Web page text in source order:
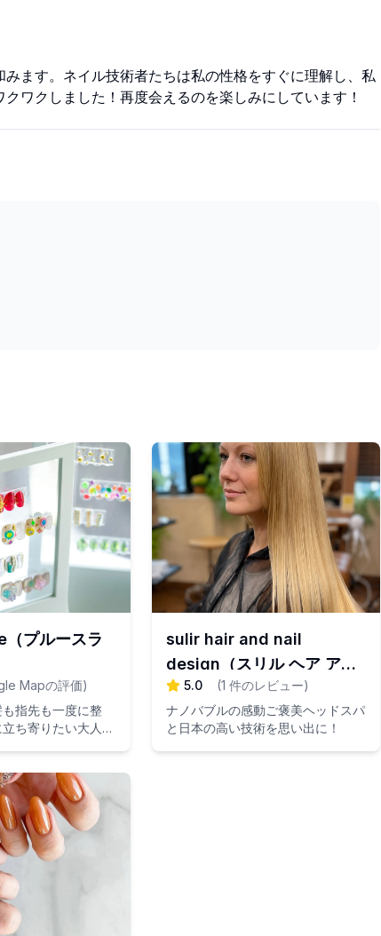
ます。ネイル技術者たちは私の性格をすぐに理解し、私
ワクしました！再度会えるのを楽しみにしています！
プルースラ
Mapの評価)
指先も一度に整
ち寄りたい大人の
sulir hair and nail
design（スリル ヘア アン
ド ネイル デザイン）
5.0 (1 件のレビュー)
ナノバブルの感動ご褒美ヘッドスパ
と日本の高い技術を思い出に！